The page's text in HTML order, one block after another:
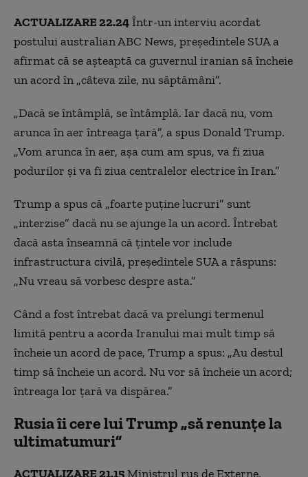
ACTUALIZARE 22.24Într-un interviu acordat
postului australian ABC News, președintele SUA a
afirmat că se așteaptă ca guvernul iranian să încheie
un acord în „câteva zile, nu săptămâni”.
„Dacă se întâmplă, se întâmplă. Iar dacă nu, vom
arunca în aer întreaga țară”, a spus Donald Trump.
„Vom arunca în aer, așa cum am spus, va fi ziua
podurilor și va fi ziua centralelor electrice în Iran.”
Trump a spus că „foarte puține lucruri” sunt
„interzise” dacă nu se ajunge la un acord. Întrebat
dacă asta înseamnă că țintele vor include
infrastructura civilă, președintele SUA a răspuns:
„Nu vreau să vorbesc despre asta.”
Când a fost întrebat dacă va prelungi termenul
limită pentru a acorda Iranului mai mult timp să
încheie un acord de pace, Trump a spus: „Au destul
timp să încheie un acord. Nu vor să încheie un acord;
întreaga lor țară va dispărea.”
Rusia îi cere lui Trump „să renunțe la
ultimatumuri”
ACTUALIZARE 21.15Ministrul rus de Externe,